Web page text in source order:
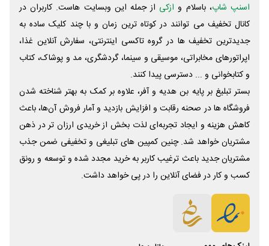
اسنپ شاپ، باسلام و ازکی از جمله این وبسایت ‌هاست. کاربران در
کانال تخفیف می توانند در کوتاه ترین زمان و با چند کلیک ساده به
جدیدترین تخفیف ها در گروه تاکسی اینترنتی، سفارش آنلاین غذا،
اپراتورهای مخابراتی، موسیقی و سینما، گردشگری، مد و پوشاک، کتاب
و کتابخوانی و ... دسترسی پیدا کنند.
بستر تبلیغ بر پایه بن هدیه و آفر، علاوه بر کمک به بهتر شناخته شدن
فروشگاه ها در صحنه رقابت و افزایش بازدید و آمار فروش آن‌ها، باعث
کاهش هزینه و ایجاد تجربه‌ای لذت بخش از خریدی ارزان تر در ذهن
مشتریان خواهد شد. چنین کمپین های تبلیغی و تخفیفی ضمن جذب
مشتریان جدید باعث ترغیب کاربر به خرید مجدد شده و توسعه و رونق
کسب و کار در فضای آنلاین را در پی خواهد داشت.